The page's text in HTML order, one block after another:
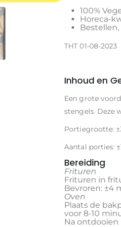
100%
Horeca-
THT 01-08-2023
Inhoud en
Een grote
stengels. Deze
Portiegrootte:
Aantal porties:
Bereiding
Frituren
Frituren in
Bevroren: ±4
Oven
Plaats de
voor 8-10
Na